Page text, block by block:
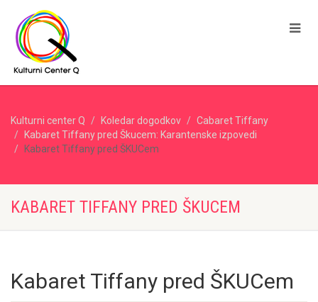
Kulturni center Q Koledar dogodkov
Cabaret Tiffany
Kabaret Tiffany pred Škucem: Karantenske izpovedi
Kabaret Tiffany pred ŠKUCem
KABARET TIFFANY PRED ŠKUCEM
Kabaret Tiffany pred ŠKUCem